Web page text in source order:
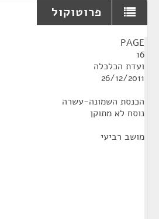
פרוטוקול
PAGE
16
ועדת הכלכלה
26/12/2011
הכנסת השמונה-עשרה
נוסח לא מתוקן
מושב רביעי